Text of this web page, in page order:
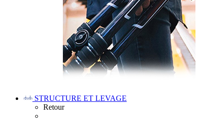
STRUCTURE ET LEVAGE
Retour